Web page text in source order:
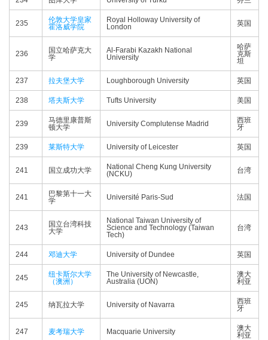
235
伦敦大学皇家
霍洛威学院
Royal Holloway University of
London
英国
236
国立哈萨克大
学
Al-Farabi Kazakh National
University
哈萨
克斯
坦
237 拉夫堡大学 Loughborough University 英国
238 塔夫斯大学 Tufts University 美国
239
马德里康普斯
顿大学
University Complutense Madrid
西班
牙
239 莱斯特大学 University of Leicester 英国
241 国立成功大学
National Cheng Kung University
(NCKU)
台湾
241
巴黎第十一大
学
Université Paris-Sud 法国
243
国立台湾科技
大学
National Taiwan University of
Science and Technology (Taiwan
Tech)
台湾
244 邓迪大学 University of Dundee 英国
245
纽卡斯尔大学
（澳洲）
The University of Newcastle,
Australia (UON)
澳大
利亚
245 纳瓦拉大学 University of Navarra
西班
牙
247 麦考瑞大学 Macquarie University
澳大
利亚